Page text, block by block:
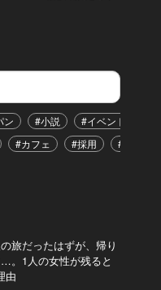
ン #小説 #イベント
#カフェ #採用 #恋愛
旅だったはずが、帰り
。1人の女性が残ると
由